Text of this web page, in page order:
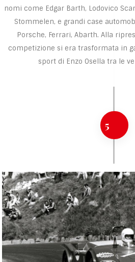
nomi come Edgar Barth, Lodovico
Stommelen, e grandi case
Porsche, Ferrari, Abarth. Alla
competizione si era trasformata in
sport di Enzo Osella tra le
5